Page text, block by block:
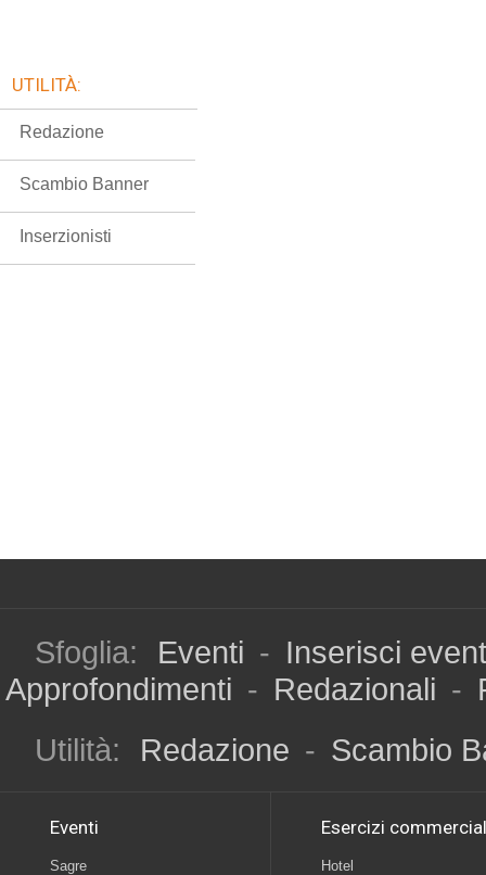
UTILITÀ:
Redazione
Scambio Banner
Inserzionisti
Sfoglia: Eventi - Inserisci
Approfondimenti - Redazionali -
Utilità:
Redazione - Scambio
Eventi
Sagre
Esercizi
Hotel